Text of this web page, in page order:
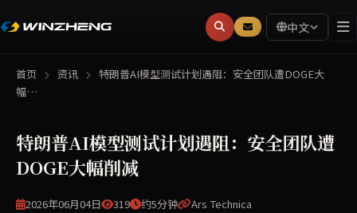
中文
首页 资讯
特朗普AI模型测试计划遇阻：安全团队遭DOGE大
幅…
特朗普AI模型测试计划遇阻：安全团队遭
DOGE大幅削减
2026年06月04日 319 约5分钟 Ars Technica